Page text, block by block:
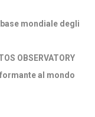
mondiale degli
OBSERVATORY
al mondo